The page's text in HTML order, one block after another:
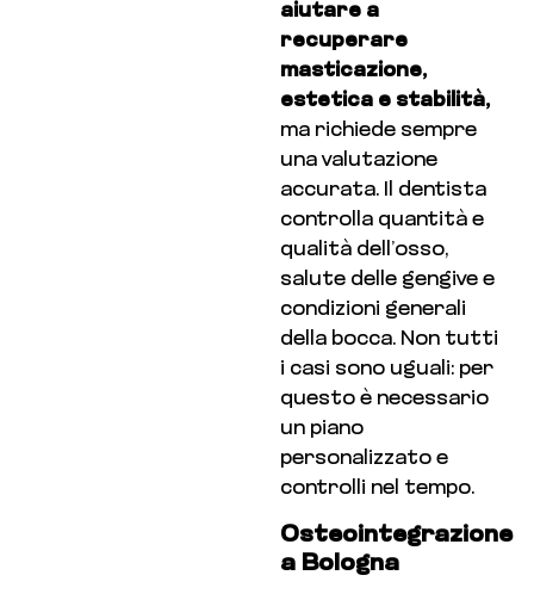
aiutare a
recuperare
masticazione,
estetica e stabilità,
ma richiede sempre
una valutazione
accurata. Il dentista
controlla quantità e
qualità dell’osso,
salute delle gengive e
condizioni generali
della bocca. Non tutti
i casi sono uguali: per
questo è necessario
un piano
personalizzato e
controlli nel tempo.
Osteointegrazione
a Bologna